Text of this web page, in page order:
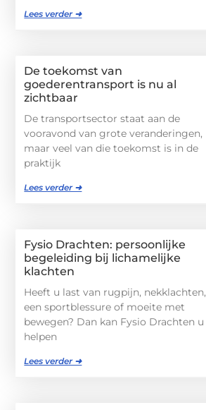
Lees verder ➜
De toekomst van
goederentransport is nu al
zichtbaar
De transportsector staat aan de
vooravond van grote veranderingen,
maar veel van die toekomst is in de
praktijk
Lees verder ➜
Fysio Drachten: persoonlijke
begeleiding bij lichamelijke
klachten
Heeft u last van rugpijn, nekklachten,
een sportblessure of moeite met
bewegen? Dan kan Fysio Drachten u
helpen
Lees verder ➜